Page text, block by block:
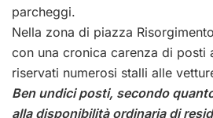
parcheggi.
Nella zona di piazza
con una cronica carenza di posti
riservati numerosi stalli alle
Ben undici posti, secondo
alla disponibilità ordinaria di